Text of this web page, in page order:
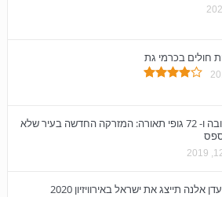
חולים בכרמי גת
14 מטר גובה ו- 72 גופי תאורה: המזרקה החדשה בעיר שלא
אלנה תייצג את ישראל באירוויזיון 2020